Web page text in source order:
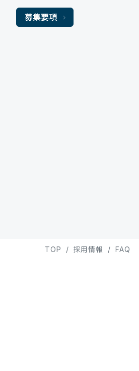
募集要項
TOP / 採用情報 / FAQ